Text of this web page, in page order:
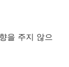
을 주지 않으